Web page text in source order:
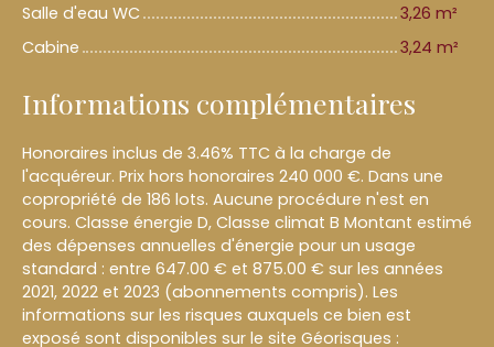
Salle d'eau WC
3,26 m²
Cabine
3,24 m²
Informations complémentaires
Honoraires inclus de 3.46% TTC à la charge de
l'acquéreur. Prix hors honoraires 240 000 €. Dans une
copropriété de 186 lots. Aucune procédure n'est en
cours. Classe énergie D, Classe climat B Montant estimé
des dépenses annuelles d'énergie pour un usage
standard : entre 647.00 € et 875.00 € sur les années
2021, 2022 et 2023 (abonnements compris). Les
informations sur les risques auxquels ce bien est
exposé sont disponibles sur le site Géorisques :